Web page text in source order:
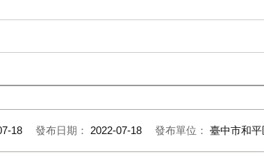
18 發布日期： 2022-07-18 發布單位： 臺中市和